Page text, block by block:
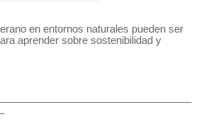
en entornos naturales pueden ser
aprender sobre sostenibilidad y